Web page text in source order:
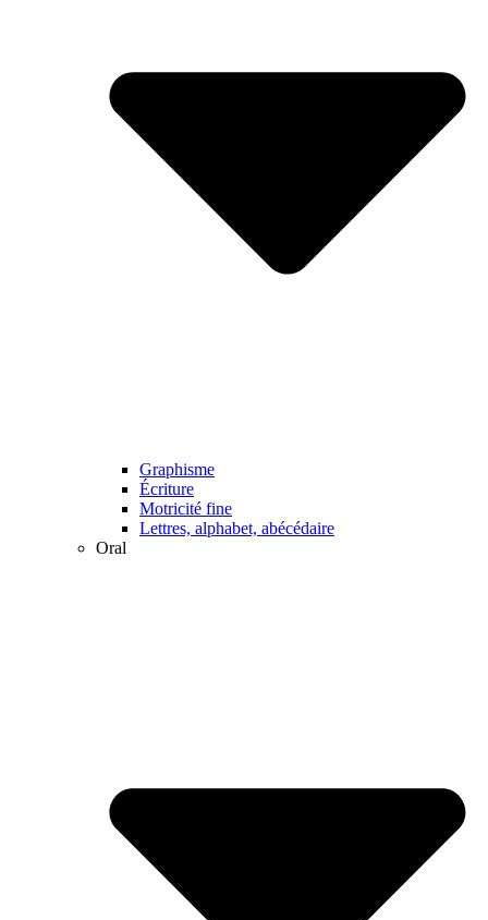
Graphisme
Écriture
Motricité fine
Lettres, alphabet, abécédaire
Oral